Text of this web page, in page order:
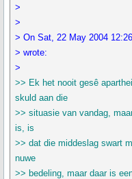
>
>
> On Sat, 22 May 2004
> wrote:
>
>> Ek het nooit gesê
skuld aan die
>> situasie van vandag,
is, is
>> dat die middeslag swart
nuwe
>> bedeling, maar daar is